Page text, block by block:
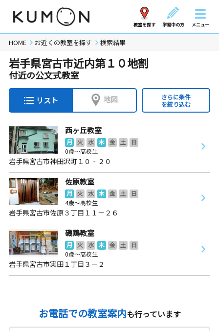
教室を探す 学習中の方 メニュー
HOME お近くの教室を探す 検索結果
岩手県宮古市近内第１０地割
付近の公文式教室
リスト 地図
さらに条件
を絞り込む
西ヶ丘教室
月 火 水 木 金 土
日
0歳～高校生
岩手県宮古市神田沢町１０‐２０
佐原教室
月 火 水 木 金 土
日
4歳～高校生
岩手県宮古市佐原３丁目１１－２６
磯鶏教室
月 火 水 木 金 土
日
0歳～高校生
岩手県宮古市実田１丁目３－２
お電話での教室案内も行っています